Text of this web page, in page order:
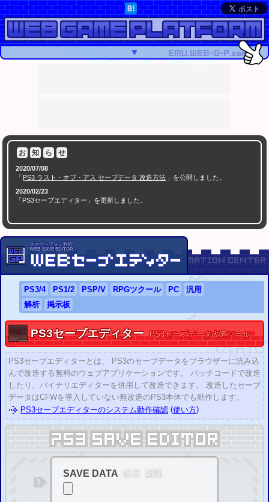
▼
お 知 ら せ
2020/07/08
「 PS3 ラスト・オブ・アス セーブデータ 改造方法 」を公開しました。
2020/02/23
「PS3セーブエディター」を更新しました。
「PS3セーブエディター」を更新しました。
( バイオハザード HD／0／4、ファイナルファンタジーX／X-2 に対応しました )
2020/01/05
「PS1セーブデータ改造解析掲示板」を公開しました。
2020/01/05
「PS2セーブデータ改造解析掲示板」を公開しました。
2019/08/20
」を公開しました。
2019/08/20
「PS2関連ツール・PS2セーブデータ改造情報」を公開しました。
「PSPセーブエディター」を公開しました。
2018/05/16
「PSPセーブエディター掲示板」を公開しました。
2018/01/13
「GTA SA」の改造に対応しました。
2018/01/10
」の改造に対応しました。
CYBER セーブエディター (PS4用)の 3月発売が公表されました。
2016/09/15
ペルソナ5
スマートフォン対応
WEB SAVE EDITOR
PS3/4 PS1/2 PSP/V RPGツクール PC
汎用
解析
掲示板
PS3セーブエディター PS3セーブデータ改造ツール
PS3セーブエディターとは、 PS3のセーブデータをブラウザーに読み込
んで改造する無料のウェブアプリケーションです。 パッチコードで改造
したり、バイナリエディターを併用して改造できます。 改造したセーブ
データはCFWを導入していない無改造のPS3本体でも動作します。
PS3セーブエディターのシステム動作確認 (使い方)
SAVE DATA 必須 説明